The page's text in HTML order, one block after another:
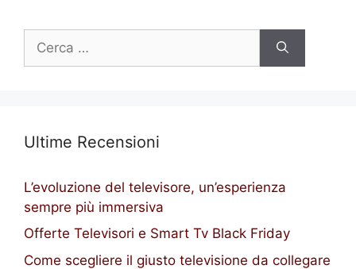
per:
Ultime Recensioni
L’evoluzione del televisore, un’esperienza
sempre più immersiva
Offerte Televisori e Smart Tv Black Friday
Come scegliere il giusto televisione da collegare